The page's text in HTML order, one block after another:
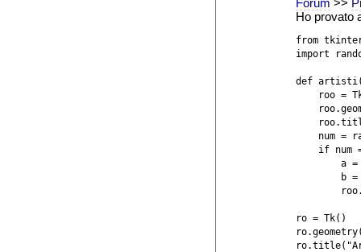
Forum >>
Ho provato
from
import
def
roo =
num =
if num
a =
b =
ro = Tk()